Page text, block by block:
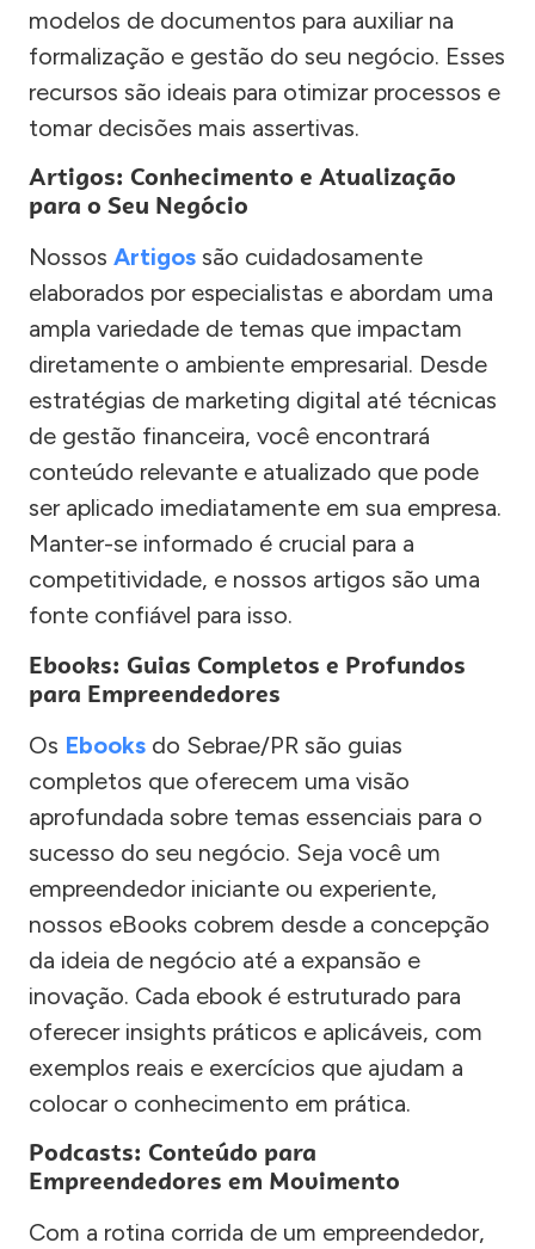
modelos de documentos para auxiliar na
formalização e gestão do seu negócio. Esses
recursos são ideais para otimizar processos e
tomar decisões mais assertivas.
Artigos: Conhecimento e Atualização
para o Seu Negócio
Nossos Artigos são cuidadosamente
elaborados por especialistas e abordam uma
ampla variedade de temas que impactam
diretamente o ambiente empresarial. Desde
estratégias de marketing digital até técnicas
de gestão financeira, você encontrará
conteúdo relevante e atualizado que pode
ser aplicado imediatamente em sua empresa.
Manter-se informado é crucial para a
competitividade, e nossos artigos são uma
fonte confiável para isso.
Ebooks: Guias Completos e Profundos
para Empreendedores
Os Ebooks do Sebrae/PR são guias
completos que oferecem uma visão
aprofundada sobre temas essenciais para o
sucesso do seu negócio. Seja você um
empreendedor iniciante ou experiente,
nossos eBooks cobrem desde a concepção
da ideia de negócio até a expansão e
inovação. Cada ebook é estruturado para
oferecer insights práticos e aplicáveis, com
exemplos reais e exercícios que ajudam a
colocar o conhecimento em prática.
Podcasts: Conteúdo para
Empreendedores em Movimento
Com a rotina corrida de um empreendedor,